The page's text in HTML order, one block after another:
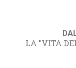
LA "VITA